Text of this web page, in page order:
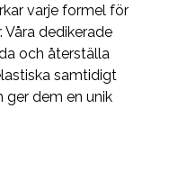
varje formel för
Våra dedikerade
och återställa
samtidigt
ger dem en unik